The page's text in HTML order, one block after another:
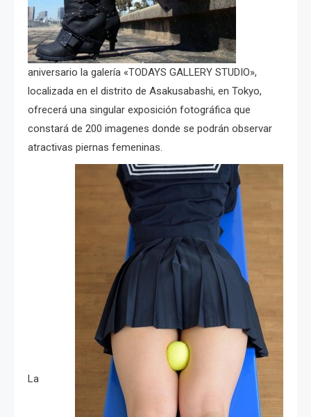
aniversario la galería «TODAYS GALLERY STUDIO»,
localizada en el distrito de Asakusabashi, en Tokyo,
ofrecerá una singular exposición fotográfica que
constará de 200 imagenes donde se podrán observar
atractivas piernas femeninas.
La